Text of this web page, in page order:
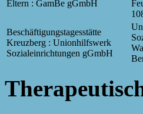
Eltern : GamBe gGmbH
Beschäftigungstagesstätte
Kreuzberg : Unionhilfswerk
Sozialeinrichtungen gGmbH